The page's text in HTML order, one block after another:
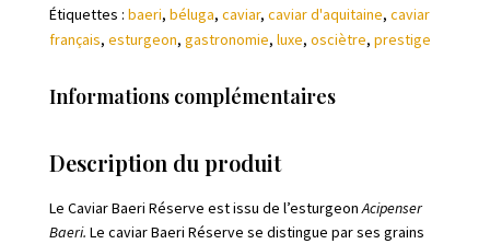
Étiquettes : baeri, béluga, caviar, caviar d'aquitaine, caviar
français, esturgeon, gastronomie, luxe, osciètre, prestige
Informations complémentaires
Description du produit
Le Caviar Baeri Réserve est issu de l’esturgeonAcipenser
Baeri. Le caviar Baeri Réserve se distingue par ses grains